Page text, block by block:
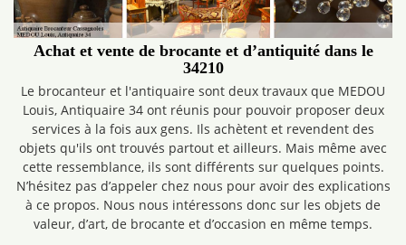
Achat et vente de brocante et d’antiquité dans le
34210
Le brocanteur et l'antiquaire sont deux travaux que MEDOU
Louis, Antiquaire 34 ont réunis pour pouvoir proposer deux
services à la fois aux gens. Ils achètent et revendent des
objets qu'ils ont trouvés partout et ailleurs. Mais même avec
cette ressemblance, ils sont différents sur quelques points.
N’hésitez pas d’appeler chez nous pour avoir des explications
à ce propos. Nous nous intéressons donc sur les objets de
valeur, d’art, de brocante et d’occasion en même temps.